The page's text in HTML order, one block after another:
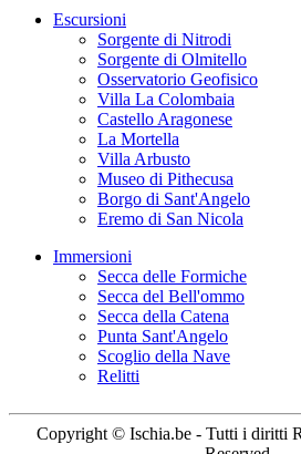
Escursioni
Sorgente di Nitrodi
Sorgente di Olmitello
Osservatorio Geofisico
Villa La Colombaia
Castello Aragonese
La Mortella
Villa Arbusto
Museo di Pithecusa
Borgo di Sant'Angelo
Eremo di San Nicola
Immersioni
Secca delle Formiche
Secca del Bell'ommo
Secca della Catena
Punta Sant'Angelo
Scoglio della Nave
Relitti
Copyright © Ischia.be - Tutti i diritti